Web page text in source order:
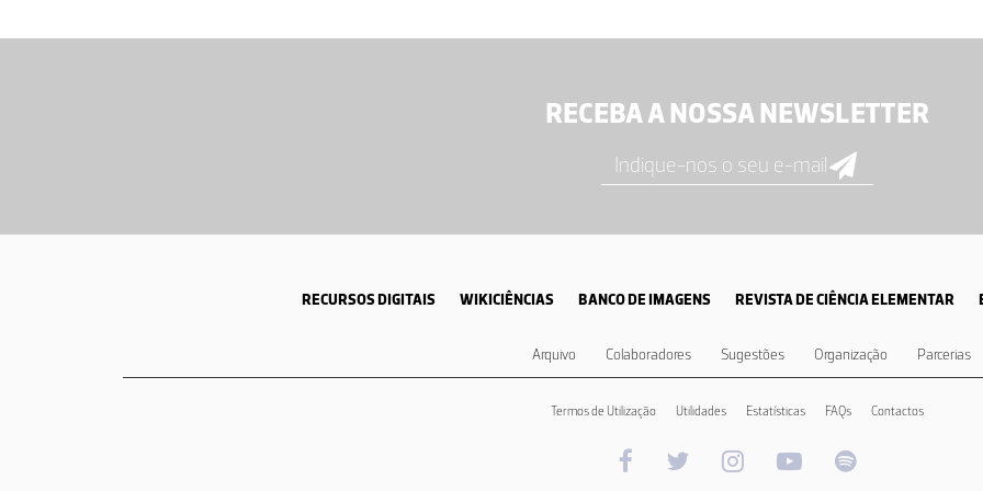
RECEBA A NOSSA NEWSLETTER
RECURSOS DIGITAIS WIKICIÊNCIAS BANCO DE IMAGENS REVISTA DE CIÊNCIA ELEMENTAR
Arquivo Colaboradores Sugestões Organização Parcerias
Termos de Utilização Utilidades Estatísticas FAQs Contactos